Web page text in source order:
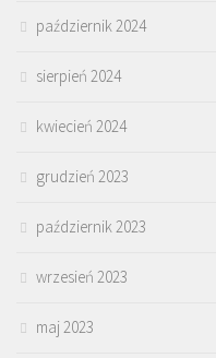
październik 2024
sierpień 2024
kwiecień 2024
grudzień 2023
październik 2023
wrzesień 2023
maj 2023